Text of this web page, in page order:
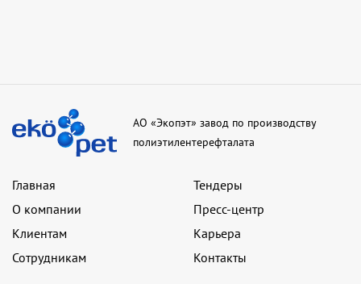
АО «Экопэт» завод по производству
полиэтилентерефталата
Главная
О компании
Клиентам
Сотрудникам
Тендеры
Пресс-центр
Карьера
Контакты